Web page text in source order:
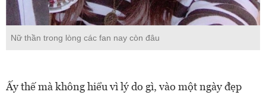
Nữ thần trong lòng các fan nay còn đâu
Ấy thế mà không hiểu vì lý do gì, vào một ngày đẹp